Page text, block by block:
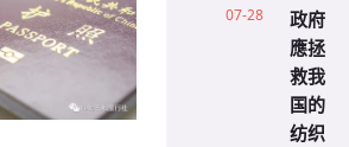
07-28
政府
應拯
救我
国的
纺织